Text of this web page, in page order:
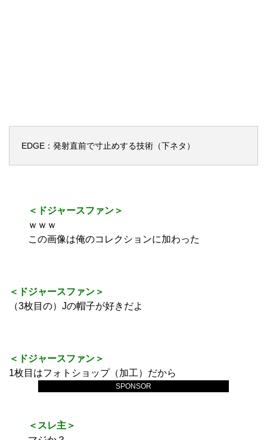
SPONSOR
EDGE：発射直前で寸止めする技術（下ネタ）
＜ドジャースファン＞
ｗｗｗ
この画像は俺のコレクションに加わった
＜ドジャースファン＞
（3枚目の）Jの帽子が好きだよ
＜ドジャースファン＞
1枚目はフォトショップ（加工）だから
＜スレ主＞